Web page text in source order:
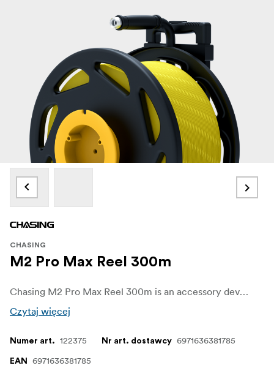
CHASING
M2 Pro Max Reel 300m
Chasing M2 Pro Max Reel 300m is an accessory developed to meet the needs of users with long tether.
Czytaj więcej
Numer art. 122375 Nr art. dostawcy 6971636381785
EAN 6971636381785